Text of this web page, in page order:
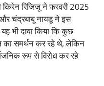
रिजिजू ने फरवरी 2025
चंद्रबाबू नायडू ने इस
भी दावा किया कि कुछ
का समर्थन कर रहे थे, लेकिन
रूप से विरोध कर रहे